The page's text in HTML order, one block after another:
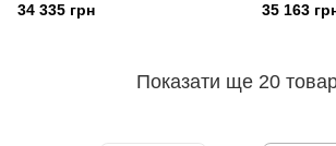
34 335 грн 35 163
Показати ще 20